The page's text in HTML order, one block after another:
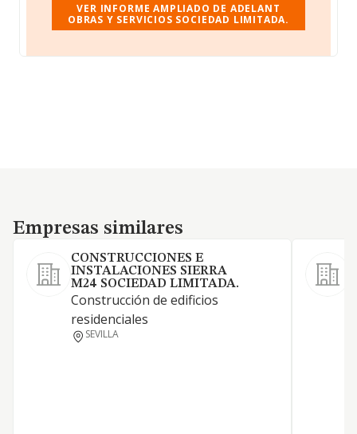
VER INFORME AMPLIADO DE ADELANT
OBRAS Y SERVICIOS SOCIEDAD LIMITADA.
Empresas similares
Empresas similares
CONSTRUCCIONES E
INSTALACIONES SIERRA
M24 SOCIEDAD LIMITADA.
Construcción de edificios
residenciales
SEVILLA